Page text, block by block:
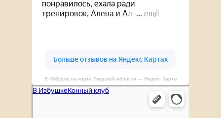
В Избушке на карте Тверской области — Яндекс Карты
В Избушке